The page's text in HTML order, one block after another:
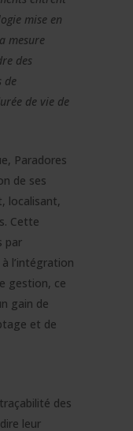
mise en
mesure
des
de
de vie de
Paradores
de ses
localisant,
Cette
par
l’intégration
gestion, ce
gain de
et de
des
leur